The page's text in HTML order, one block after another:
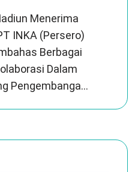
Menerima
INKA (Persero)
Berbagai
Dalam
Pengembanga...